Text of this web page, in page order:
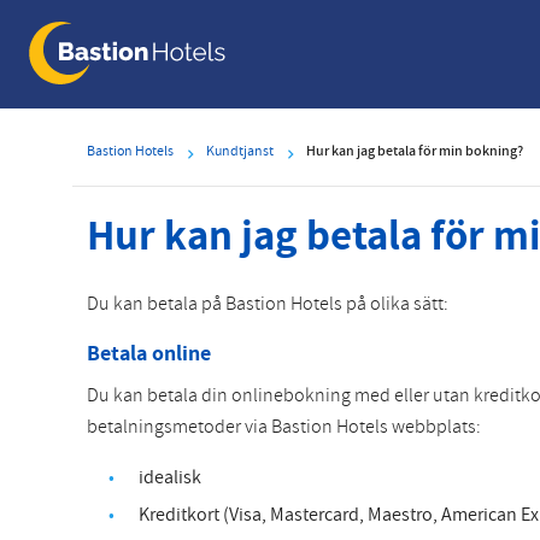
main
content
Bastion Hotels Kundtjanst Hur kan jag betala för min bokning?
Hur kan jag betala för
Du kan betala på Bastion Hotels på olika sätt:
Betala online
Du kan betala din onlinebokning med eller utan
betalningsmetoder via Bastion Hotels webbplats:
idealisk
Kreditkort (Visa, Mastercard, Maestro, American